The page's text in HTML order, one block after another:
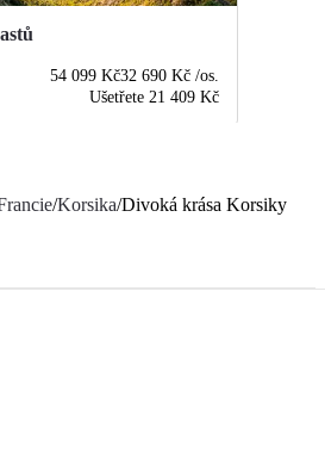
54 099 Kč32 690 Kč /os.
Ušetřete 21 409 Kč
/Korsika/Divoká krása Korsiky